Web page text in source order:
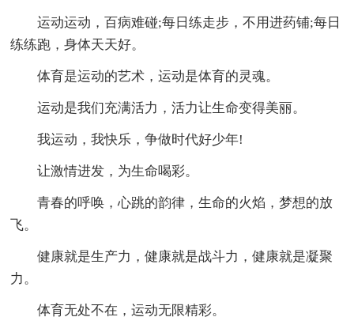
运动运动，百病难碰;每日练走步，不用进药铺;每日
练练跑，身体天天好。
体育是运动的艺术，运动是体育的灵魂。
运动是我们充满活力，活力让生命变得美丽。
我运动，我快乐，争做时代好少年!
让激情进发，为生命喝彩。
青春的呼唤，心跳的韵律，生命的火焰，梦想的放
飞。
健康就是生产力，健康就是战斗力，健康就是凝聚
力。
体育无处不在，运动无限精彩。